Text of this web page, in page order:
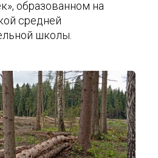
образованном на
средней
школы.